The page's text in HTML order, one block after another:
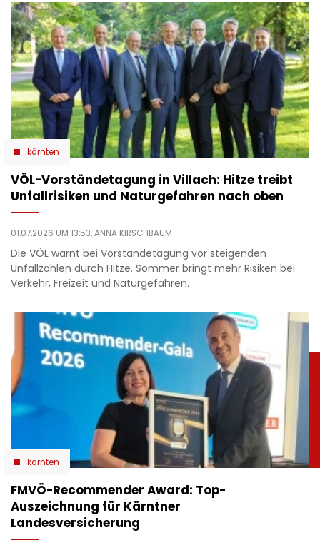
kärnten
VÖL-Vorständetagung in Villach: Hitze treibt
Unfallrisiken und Naturgefahren nach oben
01.07.2026 UM 13:53,ANNA KIRSCHBAUM
Die VÖL warnt bei Vorständetagung vor steigenden
Unfallzahlen durch Hitze. Sommer bringt mehr Risiken bei
Verkehr, Freizeit und Naturgefahren.
kärnten
​FMVÖ-Recommender Award: Top-
Auszeichnung für Kärntner
Landesversicherung